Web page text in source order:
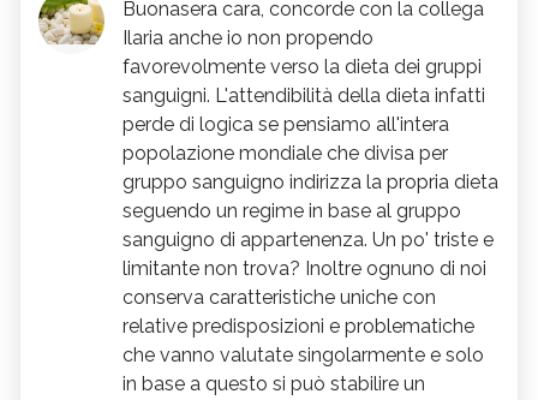
Buonasera cara, concorde con la collega
Ilaria anche io non propendo
favorevolmente verso la dieta dei gruppi
sanguigni. L'attendibilità della dieta infatti
perde di logica se pensiamo all'intera
popolazione mondiale che divisa per
gruppo sanguigno indirizza la propria dieta
seguendo un regime in base al gruppo
sanguigno di appartenenza. Un po' triste e
limitante non trova? Inoltre ognuno di noi
conserva caratteristiche uniche con
relative predisposizioni e problematiche
che vanno valutate singolarmente e solo
in base a questo si può stabilire un